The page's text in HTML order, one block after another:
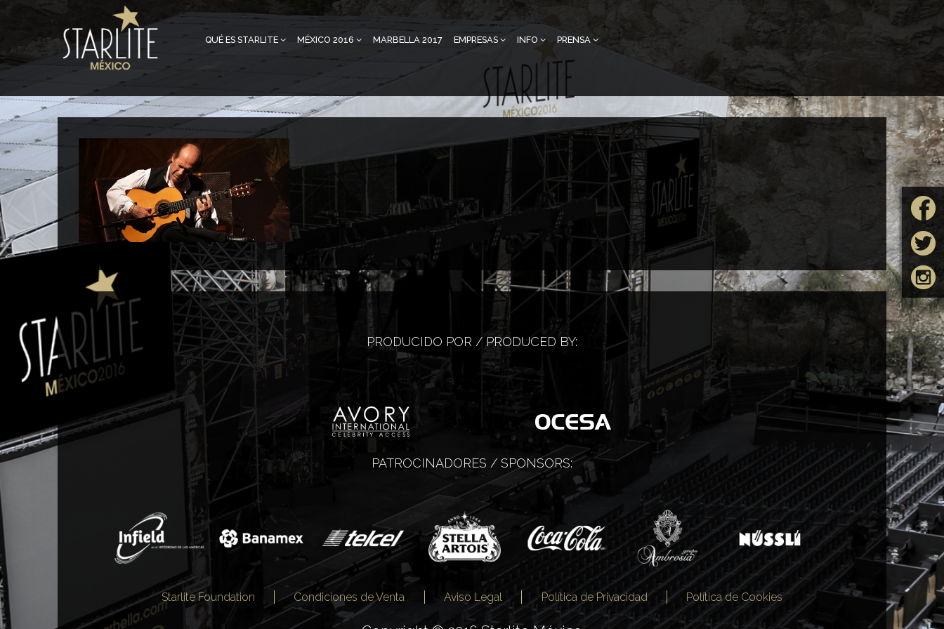
QUÉ ES STARLITE MÉXICO 2016 MARBELLA 2017 EMPRESAS INFO PRENSA
PRODUCIDO POR / PRODUCED BY:
PATROCINADORES / SPONSORS:
Starlite Foundation Condiciones de Venta Aviso Legal Política de Privacidad Política de Cookies